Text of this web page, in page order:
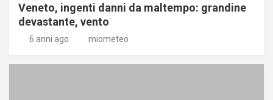
Veneto, ingenti danni da maltempo: grandine
devastante, vento
6 anni ago miometeo